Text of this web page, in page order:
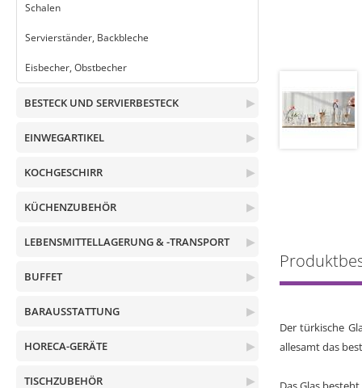
Schalen
Servierständer, Backbleche
Eisbecher, Obstbecher
▶
BESTECK UND SERVIERBESTECK
▶
EINWEGARTIKEL
▶
KOCHGESCHIRR
▶
KÜCHENZUBEHÖR
▶
LEBENSMITTELLAGERUNG & -TRANSPORT
▶
BUFFET
▶
BARAUSSTATTUNG
▶
HORECA-GERÄTE
▶
TISCHZUBEHÖR
Der türkische
allesamt das